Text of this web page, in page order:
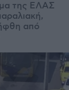
της ΕΛΑΣ
από